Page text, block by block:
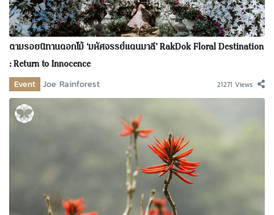
ตามรอยนิทานดอกไม้ ‘มหัศจรรย์แดนมาลี’ RakDok Floral Destination
: Return to Innocence
Event Joe Rainforest 21271 Views